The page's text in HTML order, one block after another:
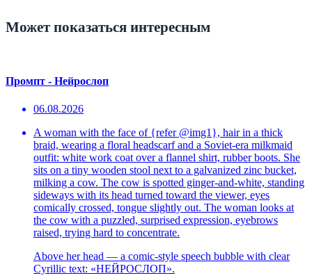
Может показаться интересным
Промпт - Нейрослоп
06.08.2026
A woman with the face of {refer @img1}, hair in a thick
braid, wearing a floral headscarf and a Soviet-era milkmaid
outfit: white work coat over a flannel shirt, rubber boots. She
sits on a tiny wooden stool next to a galvanized zinc bucket,
milking a cow. The cow is spotted ginger-and-white, standing
sideways with its head turned toward the viewer, eyes
comically crossed, tongue slightly out. The woman looks at
the cow with a puzzled, surprised expression, eyebrows
raised, trying hard to concentrate.
Above her head — a comic-style speech bubble with clear
Cyrillic text: «НЕЙРОСЛОП».